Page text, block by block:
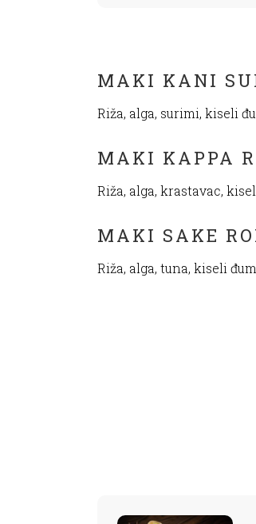
MAKI KANI
Riža, alga, surimi, kiseli
MAKI KAPPA
Riža, alga, krastavac,
MAKI SAKE
Riža, alga, tuna, kiseli